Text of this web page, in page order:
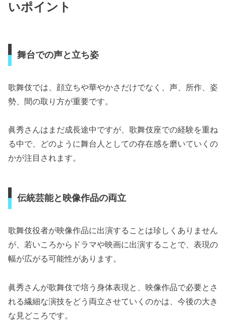
いポイント
舞台での声と立ち姿
歌舞伎では、顔立ちや華やかさだけでなく、声、所作、姿
勢、間の取り方が重要です。
眞秀さんはまだ成長途中ですが、歌舞伎座での経験を重ね
る中で、どのように舞台人としての存在感を磨いていくの
かが注目されます。
伝統芸能と映像作品の両立
歌舞伎役者が映像作品に出演することは珍しくありません
が、若いころからドラマや映画に出演することで、表現の
幅が広がる可能性があります。
眞秀さんが歌舞伎で培う身体表現と、映像作品で必要とさ
れる繊細な演技をどう両立させていくのかは、今後の大き
な見どころです。